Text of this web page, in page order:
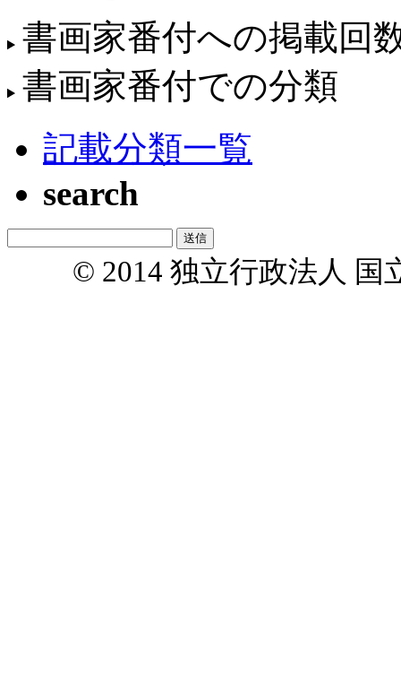
書画家番付への掲載回
書画家番付での分類
記載分類一覧
search
© 2014 独立行政法人 国